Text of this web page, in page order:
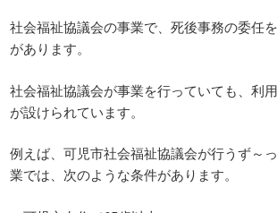
社会福祉協議会の事業で、死後事務の委任
があります。
社会福祉協議会が事業を行っていても、利
が設けられています。
例えば、可児市社会福祉協議会が行うず～
業では、次のような条件があります。